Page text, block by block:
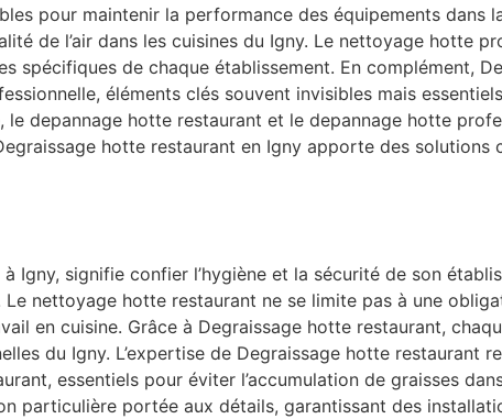
pour maintenir la performance des équipements dans
de l’air dans les cuisines du Igny. Le nettoyage hotte
spécifiques de chaque établissement. En complément,
éléments clés souvent invisibles mais
le depannage hotte restaurant et le depannage hotte
hotte restaurant en Igny apporte des
Igny, signifie confier l’hygiène et la sécurité de son
nettoyage hotte restaurant ne se limite pas à une
en cuisine. Grâce à Degraissage hotte restaurant,
du Igny. L’expertise de Degraissage hotte restaurant
essentiels pour éviter l’accumulation de graisses
particulière portée aux détails, garantissant des